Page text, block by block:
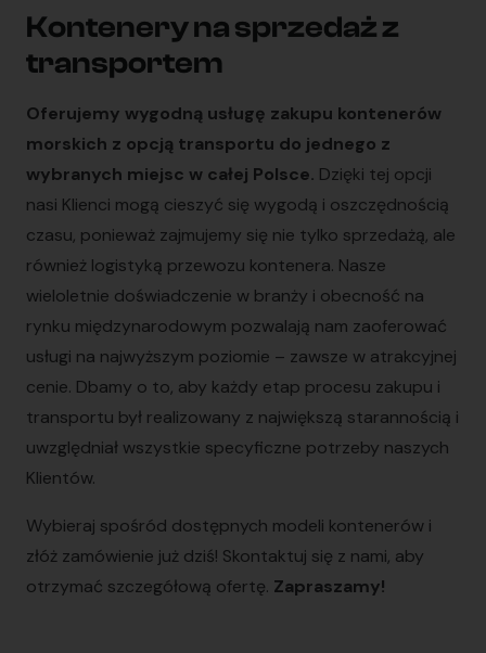
Kontenery na sprzedaż z
transportem
Oferujemy wygodną usługę zakupu kontenerów
morskich z opcją transportu do jednego z
wybranych miejsc w całej Polsce. Dzięki tej opcji
nasi Klienci mogą cieszyć się wygodą i oszczędnością
czasu, ponieważ zajmujemy się nie tylko sprzedażą, ale
również logistyką przewozu kontenera. Nasze
wieloletnie doświadczenie w branży i obecność na
rynku międzynarodowym pozwalają nam zaoferować
usługi na najwyższym poziomie – zawsze w atrakcyjnej
cenie. Dbamy o to, aby każdy etap procesu zakupu i
transportu był realizowany z największą starannością i
uwzględniał wszystkie specyficzne potrzeby naszych
Klientów.
Wybieraj spośród dostępnych modeli kontenerów i
złóż zamówienie już dziś! Skontaktuj się z nami, aby
otrzymać szczegółową ofertę. Zapraszamy!